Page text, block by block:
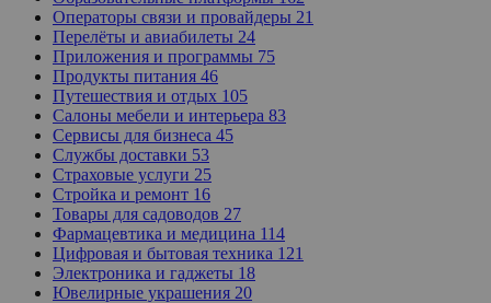
Операторы связи и провайдеры 21
Перелёты и авиабилеты 24
Приложения и программы 75
Продукты питания 46
Путешествия и отдых 105
Салоны мебели и интерьера 83
Сервисы для бизнеса 45
Службы доставки 53
Страховые услуги 25
Стройка и ремонт 16
Товары для садоводов 27
Фармацевтика и медицина 114
Цифровая и бытовая техника 121
Электроника и гаджеты 18
Ювелирные украшения 20